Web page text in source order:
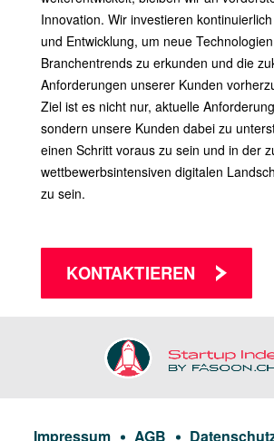
Innovation. Wir investieren
und Entwicklung, um neue
Branchentrends zu erkunden und die
Anforderungen unserer Kunden
Ziel ist es nicht nur, aktuelle
sondern unsere Kunden dabei zu
einen Schritt voraus zu sein und in der
wettbewerbsintensiven digitalen
zu sein.
KONTAKTIEREN
Impressum AGB